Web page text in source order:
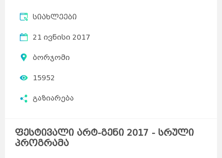
სიახლეები
21 ივნისი 2017
ბორჯომი
15952
გაზიარება
ფესტივალი არტ-გენი 2017 - სრული
პროგრამა